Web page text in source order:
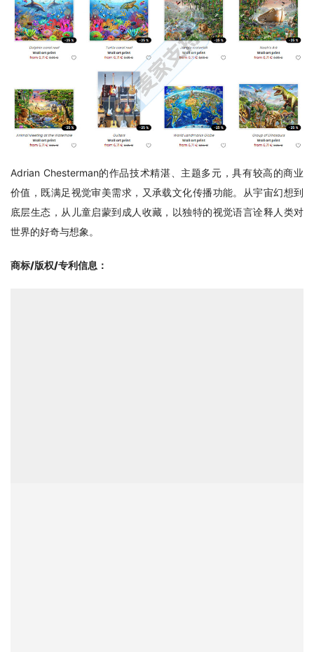
Adrian Chesterman的作品技术精湛、主题多元，具有较高的商业
价值，既满足视觉审美需求，又承载文化传播功能。从宇宙幻想到
底层生态，从儿童启蒙到成人收藏，以独特的视觉语言诠释人类对
世界的好奇与想象。
商标/版权/专利信息 ：